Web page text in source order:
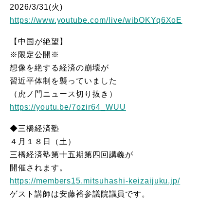
2026/3/31(火)
https://www.youtube.com/live/wibOKYq6XoE
【中国が絶望】
※限定公開※
想像を絶する経済の崩壊が
習近平体制を襲っていました
（虎ノ門ニュース切り抜き）
https://youtu.be/7ozir64_WUU
◆三橋経済塾
４月１８日（土）
三橋経済塾第十五期第四回講義が
開催されます。
https://members15.mitsuhashi-keizaijuku.jp/
ゲスト講師は安藤裕参議院議員です。